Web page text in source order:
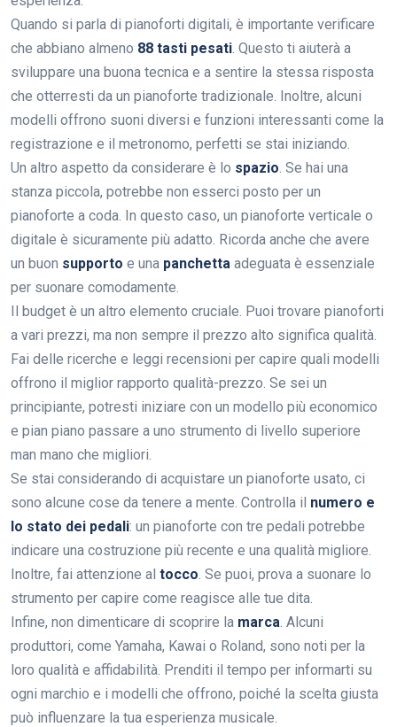
Quando si parla di pianoforti digitali, è importante verificare
che abbiano almeno 88 tasti pesati. Questo ti aiuterà a
sviluppare una buona tecnica e a sentire la stessa risposta
che otterresti da un pianoforte tradizionale. Inoltre, alcuni
modelli offrono suoni diversi e funzioni interessanti come la
registrazione e il metronomo, perfetti se stai iniziando.
Un altro aspetto da considerare è lo spazio. Se hai una
stanza piccola, potrebbe non esserci posto per un
pianoforte a coda. In questo caso, un pianoforte verticale o
digitale è sicuramente più adatto. Ricorda anche che avere
un buon supporto e una panchetta adeguata è essenziale
per suonare comodamente.
Il budget è un altro elemento cruciale. Puoi trovare pianoforti
a vari prezzi, ma non sempre il prezzo alto significa qualità.
Fai delle ricerche e leggi recensioni per capire quali modelli
offrono il miglior rapporto qualità-prezzo. Se sei un
principiante, potresti iniziare con un modello più economico
e pian piano passare a uno strumento di livello superiore
man mano che migliori.
Se stai considerando di acquistare un pianoforte usato, ci
sono alcune cose da tenere a mente. Controlla il numero e
lo stato dei pedali: un pianoforte con tre pedali potrebbe
indicare una costruzione più recente e una qualità migliore.
Inoltre, fai attenzione al tocco. Se puoi, prova a suonare lo
strumento per capire come reagisce alle tue dita.
Infine, non dimenticare di scoprire la marca. Alcuni
produttori, come Yamaha, Kawai o Roland, sono noti per la
loro qualità e affidabilità. Prenditi il tempo per informarti su
ogni marchio e i modelli che offrono, poiché la scelta giusta
può influenzare la tua esperienza musicale.